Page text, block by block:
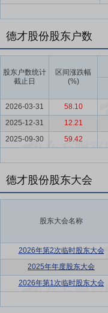
德才股份股东户数
股东户数统计
截止日
区间涨跌幅
(%)
2026-03-31 58.10
2025-12-31
12.21
2025-09-30
59.42
德才股份股东大会
股东大会名称
2026年第2次临时股东大会
2025年年度股东大会
2026年第1次临时股东大会